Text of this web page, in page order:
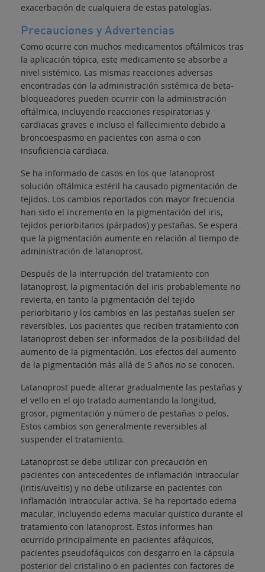
exacerbación de cualquiera de estas patologías.
Precauciones y Advertencias
Como ocurre con muchos medicamentos oftálmicos tras
la aplicación tópica, este medicamento se absorbe a
nivel sistémico. Las mismas reacciones adversas
encontradas con la administración sistémica de beta-
bloqueadores pueden ocurrir con la administración
oftálmica, incluyendo reacciones respiratorias y
cardiacas graves e incluso el fallecimiento debido a
broncoespasmo en pacientes con asma o con
insuficiencia cardiaca.
Se ha informado de casos en los que latanoprost
solución oftálmica estéril ha causado pigmentación de
tejidos. Los cambios reportados con mayor frecuencia
han sido el incremento en la pigmentación del iris,
tejidos periorbitarios (párpados) y pestañas. Se espera
que la pigmentación aumente en relación al tiempo de
administración de latanoprost.
Después de la interrupción del tratamiento con
latanoprost, la pigmentación del iris probablemente no
revierta, en tanto la pigmentación del tejido
periorbitario y los cambios en las pestañas suelen ser
reversibles. Los pacientes que reciben tratamiento con
latanoprost deben ser informados de la posibilidad del
aumento de la pigmentación. Los efectos del aumento
de la pigmentación más allá de 5 años no se conocen.
Latanoprost puede alterar gradualmente las pestañas y
el vello en el ojo tratado aumentando la longitud,
grosor, pigmentación y número de pestañas o pelos.
Estos cambios son generalmente reversibles al
suspender el tratamiento.
Latanoprost se debe utilizar con precaución en
pacientes con antecedentes de inflamación intraocular
(iritis/uveitis) y no debe utilizarse en pacientes con
inflamación intraocular activa. Se ha reportado edema
macular, incluyendo edema macular quístico durante el
tratamiento con latanoprost. Estos informes han
ocurrido principalmente en pacientes afáquicos,
pacientes pseudofáquicos con desgarro en la cápsula
posterior del cristalino o en pacientes con factores de